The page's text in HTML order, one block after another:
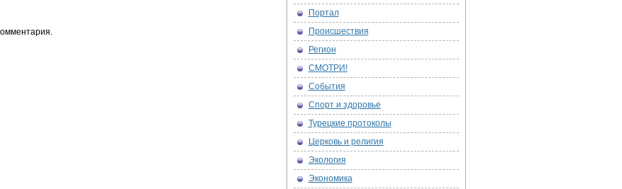
Портал
Происшествия
Регион
СМОТРИ!
События
Спорт и здоровье
Турецкие протоколы
Церковь и религия
Экология
Экономика